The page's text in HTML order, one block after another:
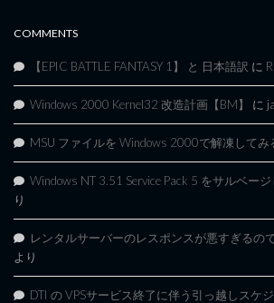
COMMENTS
【EPIC BATTLE FANTASY 1】 と 日本語訳 に
Windows 2000 Kernel32 改造計画【BM】 に
MSU ファイルを Windows 2000で解凍してみ
Windows NT 3.51 Service Pack 5 をサルベージ
り
レンタルサーバーのレスポンスが悪すぎるの
より
DTI の VPSサービス終了に伴う引っ越しスケ